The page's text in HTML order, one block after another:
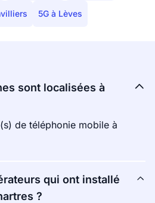
5G à Lèves
sont localisées à
de téléphonie mobile à
qui ont installé
?